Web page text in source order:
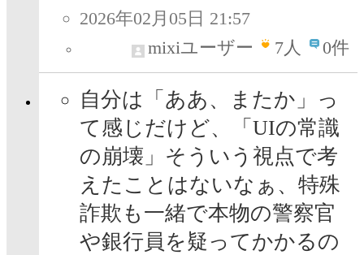
2026年02月05日 21:57
mixiユーザー
7人 0件
自分は「ああ、またか」っ
て感じだけど、「UIの常識
の崩壊」そういう視点で考
えたことはないなぁ、特殊
詐欺も一緒で本物の警察官
や銀行員を疑ってかかるの